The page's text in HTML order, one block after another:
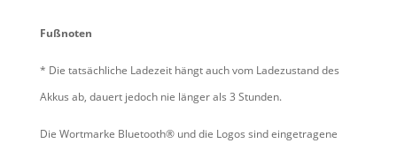
Fußnoten
* Die tatsächliche Ladezeit hängt auch vom Ladezustand des
Akkus ab, dauert jedoch nie länger als 3 Stunden.
Die Wortmarke Bluetooth® und die Logos sind eingetragene